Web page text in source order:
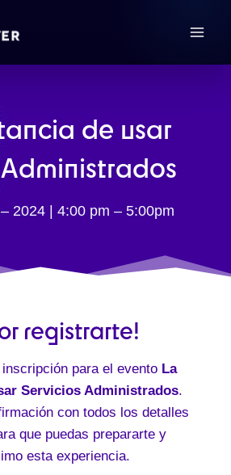
de usar
2024 | 4:00 pm – 5:00pm
registrarte!
para el evento La
Servicios Administrados.
con todos los detalles
que puedas prepararte y
esta experiencia.